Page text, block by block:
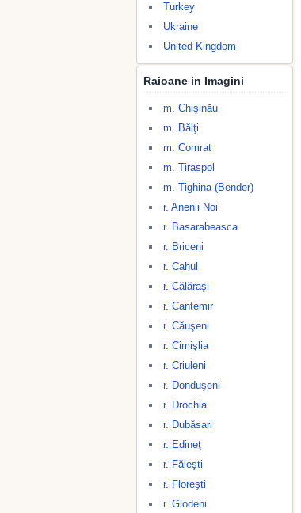
Turkey
Ukraine
United Kingdom
Raioane in Imagini
m. Chişinău
m. Bălţi
m. Comrat
m. Tiraspol
m. Tighina (Bender)
r. Anenii Noi
r. Basarabeasca
r. Briceni
r. Cahul
r. Călăraşi
r. Cantemir
r. Căuşeni
r. Cimişlia
r. Criuleni
r. Donduşeni
r. Drochia
r. Dubăsari
r. Edineţ
r. Făleşti
r. Floreşti
r. Glodeni